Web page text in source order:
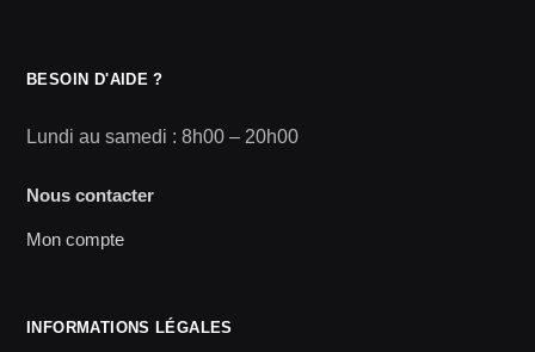
BESOIN D'AIDE ?
Lundi au samedi : 8h00 – 20h00
Nous contacter
Mon compte
INFORMATIONS LÉGALES